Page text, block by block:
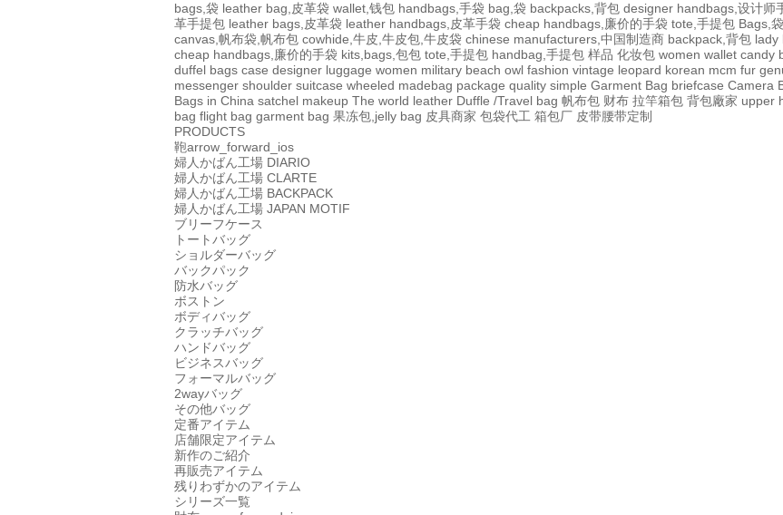
bags,袋 leather bag,皮革袋 wallet,钱包 handbags,手袋 bag,袋 backpacks,背包 designer handbags,设计师
革手提包 leather bags,皮革袋 leather handbags,皮革手袋 cheap handbags,廉价的手袋 tote,手提包 Bags,袋
canvas,帆布袋,帆布包 cowhide,牛皮,牛皮包,牛皮袋 chinese manufacturers,中国制造商 backpack,背包 lady
cheap handbags,廉价的手袋 kits,bags,包包 tote,手提包 handbag,手提包 样品 化妆包 women wallet candy
duffel bags case designer luggage women military beach owl fashion vintage leopard korean mcm fur
messenger shoulder suitcase wheeled madebag package quality simple Garment Bag briefcase Camera
Bags in China satchel makeup The world leather Duffle /Travel bag 帆布包 财布 拉竿箱包 背包廠家 upper
bag flight bag garment bag 果冻包,jelly bag 皮具商家 包袋代工 箱包厂 皮带腰带定制
PRODUCTS
鞄arrow_forward_ios
婦人かばん工場 DIARIO
婦人かばん工場 CLARTE
婦人かばん工場 BACKPACK
婦人かばん工場 JAPAN MOTIF
ブリーフケース
トートバッグ
ショルダーバッグ
バックパック
防水バッグ
ボストン
ボディバッグ
クラッチバッグ
ハンドバッグ
ビジネスバッグ
フォーマルバッグ
2wayバッグ
その他バッグ
定番アイテム
店舗限定アイテム
新作のご紹介
再販売アイテム
残りわずかのアイテム
シリーズ一覧